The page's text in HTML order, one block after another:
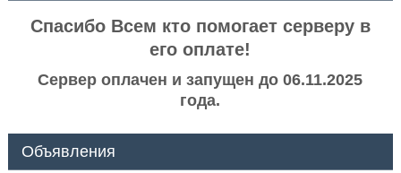
Спасибо Всем кто помогает серверу в
его оплате!
Сервер оплачен и запущен до 06.11.2025
года.
Объявления